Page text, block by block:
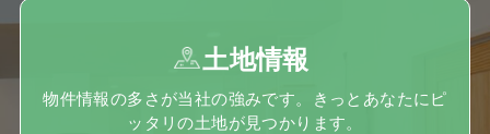
土地情報
物件情報の多さが当社の強みです。きっとあなたにピ
ッタリの土地が見つかります。